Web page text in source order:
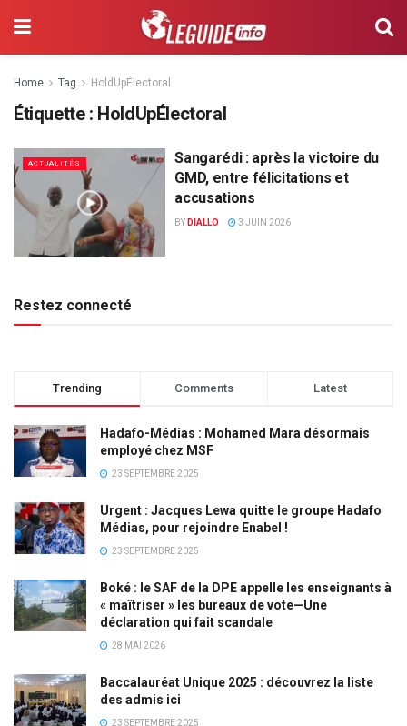
Home Tag HoldUpÉlectoral
Étiquette : HoldUpÉlectoral
ACTUALITÉS
Sangarédi : après la victoire du
GMD, entre félicitations et
accusations
BY DIALLO 3 JUIN 2026
Restez connecté
Trending Comments Latest
Hadafo-Médias : Mohamed Mara désormais
employé chez MSF
23 SEPTEMBRE 2025
Urgent : Jacques Lewa quitte le groupe Hadafo
Médias, pour rejoindre Enabel !
23 SEPTEMBRE 2025
Boké : le SAF de la DPE appelle les enseignants à
« maîtriser » les bureaux de vote—Une
déclaration qui fait scandale
28 MAI 2026
Baccalauréat Unique 2025 : découvrez la liste
des admis ici
23 SEPTEMBRE 2025